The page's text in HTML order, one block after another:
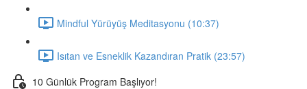
Mindful Yürüyüş Meditasyonu (10:37)
Isıtan ve Esneklik Kazandıran Pratik (23:57)
10 Günlük Program Başlıyor!